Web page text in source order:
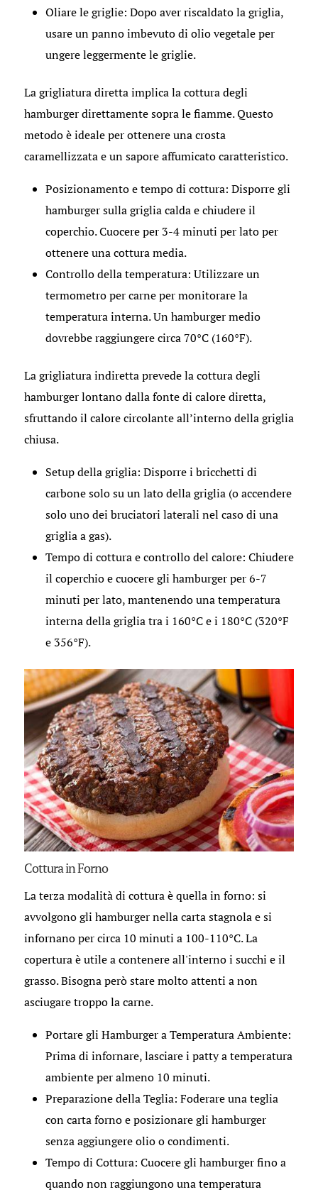
Oliare le griglie: Dopo aver riscaldato la griglia,
usare un panno imbevuto di olio vegetale per
ungere leggermente le griglie.
La grigliatura diretta implica la cottura degli
hamburger direttamente sopra le fiamme. Questo
metodo è ideale per ottenere una crosta
caramellizzata e un sapore affumicato caratteristico.
Posizionamento e tempo di cottura: Disporre gli
hamburger sulla griglia calda e chiudere il
coperchio. Cuocere per 3-4 minuti per lato per
ottenere una cottura media.
Controllo della temperatura: Utilizzare un
termometro per carne per monitorare la
temperatura interna. Un hamburger medio
dovrebbe raggiungere circa 70°C (160°F).
La grigliatura indiretta prevede la cottura degli
hamburger lontano dalla fonte di calore diretta,
sfruttando il calore circolante all’interno della griglia
chiusa.
Setup della griglia: Disporre i bricchetti di
carbone solo su un lato della griglia (o accendere
solo uno dei bruciatori laterali nel caso di una
griglia a gas).
Tempo di cottura e controllo del calore: Chiudere
il coperchio e cuocere gli hamburger per 6-7
minuti per lato, mantenendo una temperatura
interna della griglia tra i 160°C e i 180°C (320°F
e 356°F).
Cottura in Forno
La terza modalità di cottura è quella in forno: si
avvolgono gli hamburger nella carta stagnola e si
infornano per circa 10 minuti a 100-110°C. La
copertura è utile a contenere all'interno i succhi e il
grasso. Bisogna però stare molto attenti a non
asciugare troppo la carne.
Portare gli Hamburger a Temperatura Ambiente:
Prima di infornare, lasciare i patty a temperatura
ambiente per almeno 10 minuti.
Preparazione della Teglia: Foderare una teglia
con carta forno e posizionare gli hamburger
senza aggiungere olio o condimenti.
Tempo di Cottura: Cuocere gli hamburger fino a
quando non raggiungono una temperatura